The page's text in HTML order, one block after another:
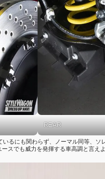
REAR
るにも関わらず、ノーマル同等、
スでも威力を発揮する車高調と言えよ